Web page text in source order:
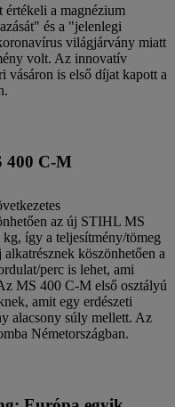
értékeli a magnézium
és a "jelenlegi
világjárvány miatt
volt. Az innovatív
vásáron is első díjat kapott a
400 C-M
az új STIHL MS
így a teljesítmény/tömeg
köszönhetően a
perc is lehet, ami
MS 400 C-M első osztályú
amit egy erdészeti
alacsony súly mellett. Az
Németországban.